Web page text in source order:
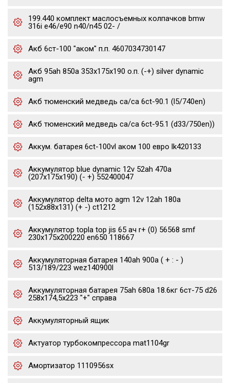
199.440 комплект маслосъемных колпачков bmw
316i e46/e90 n40/n45 02- /
Акб 6ст-100 "аком" п.п. 4607034730147
Акб 95ah 850a 353x175x190 о.п. (-+) silver dynamic
agm
Акб тюменский медведь ca/ca 6ct-90.1 (l5/740en)
Акб тюменский медведь ca/ca 6ct-95.1 (d33/750en))
Аккум. батарея 6ct-100vl аком 100 евро lk420133
Аккумулятор blue dynamic 12v 52ah 470a
(207x175x190) (- +) 552400047
Аккумулятор delta мото agm 12v 12ah 180a
(152x88x131) (+ -) ct1212
Аккумулятор topla top jis 65 ач r+ (0) 56568 smf
230x175x200220 en650 118667
Аккумуляторная батарея 140ah 900a ( + : - )
513/189/223 wez140900l
Аккумуляторная батарея 75ah 680a 18.6кг 6ст-75 d26
258x174,5x223 "+" справа
Аккумуляторный ящик
Актуатор турбокомпрессора mat1104gr
Амортизатор 1110956sx